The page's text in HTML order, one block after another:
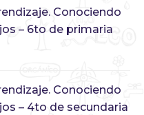
Conociendo
– 6to de primaria
Conociendo
– 4to de secundaria